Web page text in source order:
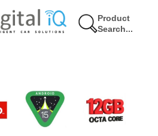
Product
Search...
7% Έκπτωση